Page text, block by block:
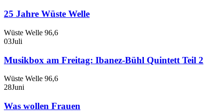
25 Jahre Wüste Welle
Wüste Welle 96,6
03Juli
Musikbox am Freitag: Ibanez-Bühl Quintett Teil 2
Wüste Welle 96,6
28Juni
Was wollen Frauen